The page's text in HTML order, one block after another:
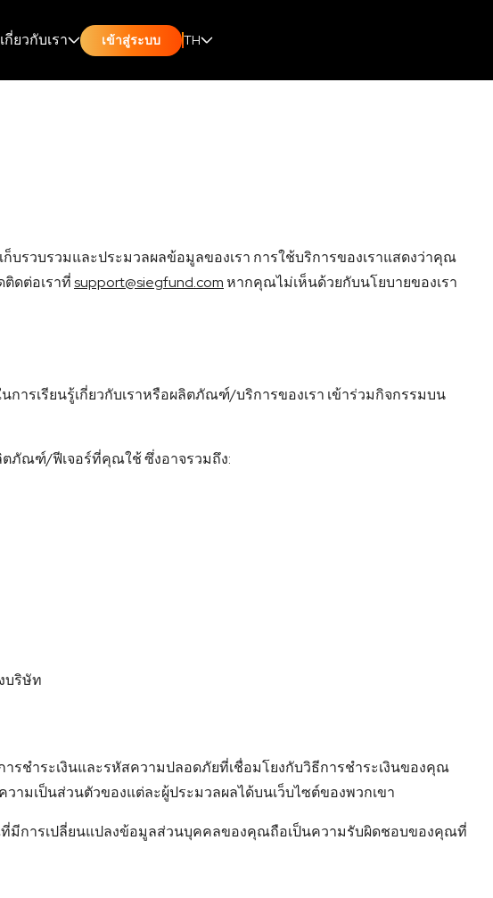
เกี่ยวกับเรา เข้าสู่ระบบ TH
บรวบรวมและประมวลผลข้อมูลของเรา การใช้บริการของเราแสดงว่าคุณ
ดต่อเราที่support@siegfund.comหากคุณไม่เห็นด้วยกับนโยบายของเรา
รเรียนรู้เกี่ยวกับเราหรือผลิตภัณฑ์/บริการของเรา เข้าร่วมกิจกรรมบน
ภัณฑ์/ฟีเจอร์ที่คุณใช้ ซึ่งอาจรวมถึง:
บริษัท
รชำระเงินและรหัสความปลอดภัยที่เชื่อมโยงกับวิธีการชำระเงินของคุณ
ามเป็นส่วนตัวของแต่ละผู้ประมวลผลได้บนเว็บไซต์ของพวกเขา
มีการเปลี่ยนแปลงข้อมูลส่วนบุคคลของคุณถือเป็นความรับผิดชอบของคุณที่